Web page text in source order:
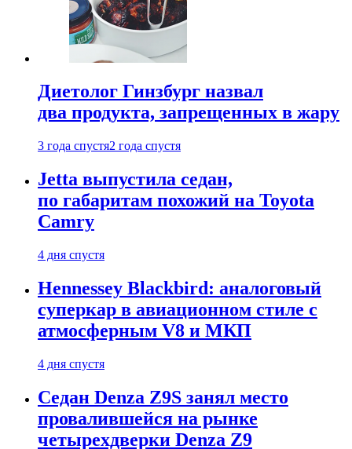
Диетолог Гинзбург назвал
два продукта, запрещенных в жару
3 года спустя2 года спустя
Jetta выпустила седан,
по габаритам похожий на Toyota
Camry
4 дня спустя
Hennessey Blackbird: аналоговый
суперкар в авиационном стиле с
атмосферным V8 и МКП
4 дня спустя
Седан Denza Z9S занял место
провалившейся на рынке
четырехдверки Denza Z9